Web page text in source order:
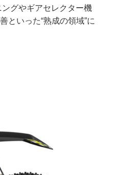
グやギアセレクター機
といった“熟成の領域”に